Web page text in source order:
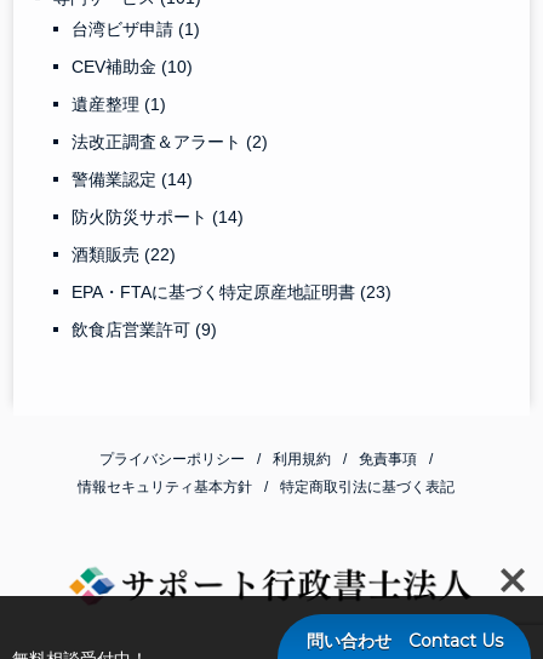
台湾ビザ申請(1)
CEV補助金(10)
遺産整理(1)
法改正調査＆アラート(2)
警備業認定(14)
防火防災サポート(14)
酒類販売(22)
EPA・FTAに基づく特定原産地証明書(23)
飲食店営業許可(9)
プライバシーポリシー 利用規約
免責事項
情報セキュリティ基本方針
特定商取引法に基づく表記
問い合わせ Contact Us